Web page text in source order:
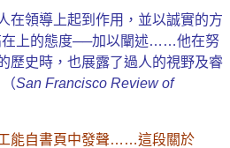
在領導上起到作用，並以誠實的方
在上的態度──加以闡述……他在努
歷史時，也展露了過人的視野及睿
San Francisco Review of
工能自書頁中發聲……這段關於